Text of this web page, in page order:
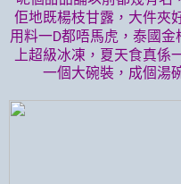
佢地既楊枝甘露，大件夾
用料一D都唔馬虎，泰國金
上超級冰凍，夏天食真係
一個大碗裝，成個湯